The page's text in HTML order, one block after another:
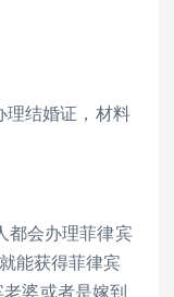
结婚证，材料
会办理菲律宾
能获得菲律宾
婆或者是嫁到